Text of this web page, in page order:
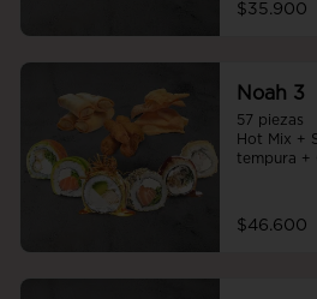
$35.900
Noah 3
57 piezas
Hot Mix +
tempura +
$46.600